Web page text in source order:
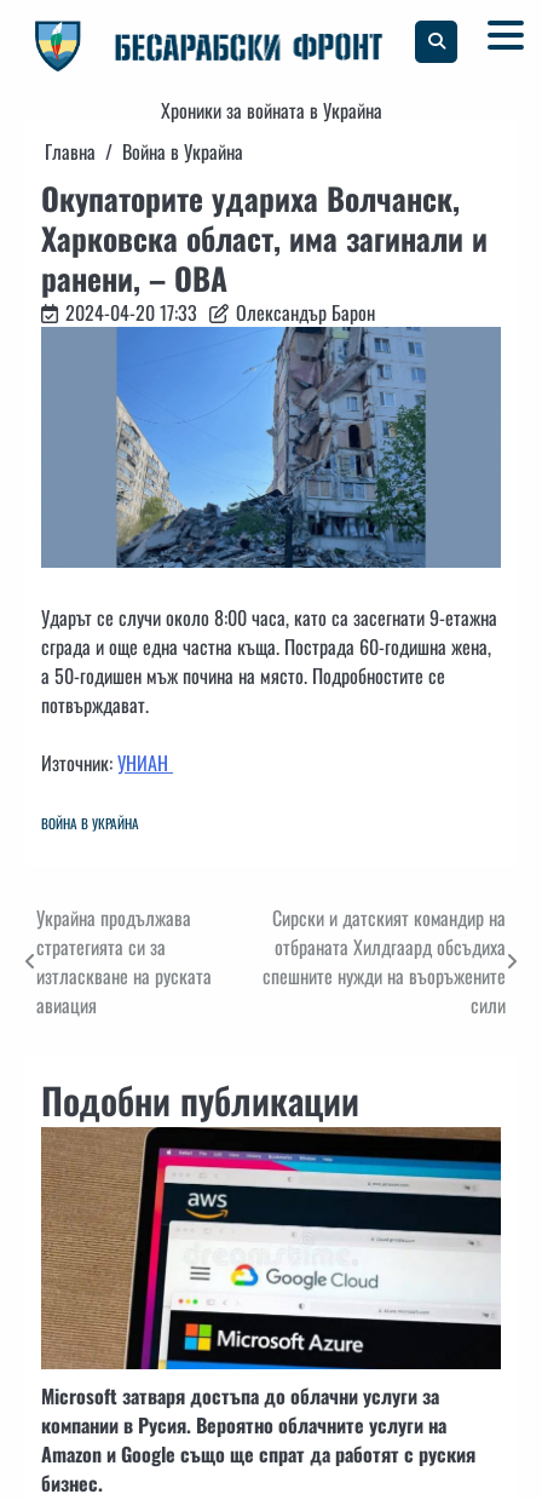
content
Хроники за войната в Украйна
Главна
Война в Украйна
Окупаторите удариха Волчанск,
Харковска област, има загинали и
ранени, – ОВА
2024-04-20 17:33 Олександър Барон
Ударът се случи около 8:00 часа, като са засегнати 9-етажна
сграда и още една частна къща. Пострада 60-годишна жена,
а 50-годишен мъж почина на място. Подробностите се
потвърждават.
Източник:УНИАН
ВОЙНА В УКРАЙНА
Навигация
Украйна продължава
стратегията си за
изтласкване на руската
авиация
Сирски и датският командир на
отбраната Хилдгаард обсъдиха
спешните нужди на въоръжените
сили
Подобни публикации
Microsoft затваря достъпа до облачни услуги за
компании в Русия. Вероятно облачните услуги на
Amazon и Google също ще спрат да работят с руския
бизнес.